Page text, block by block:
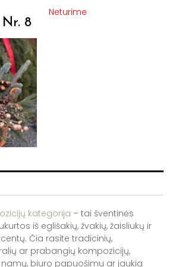
8
Neturime
kategorija – tai šventinės
iš eglišakių, žvakių, žaisliukų ir
Čia rasite tradicinių,
ar prabangių kompozicijų,
biuro papuošimu ar jaukia